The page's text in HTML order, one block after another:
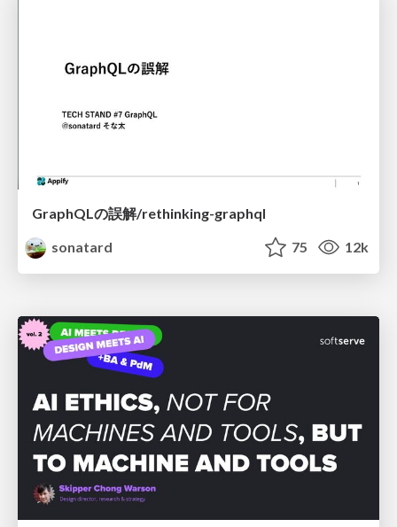
GraphQLの誤解/rethinking-graphql
sonatard
75 12k